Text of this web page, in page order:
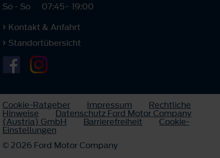
So - So
07:45- 19:00
Kontakt & Anfahrt
Standortübersicht
Cookie-Ratgeber Impressum Rechtliche
Hinweise Datenschutz Ford Motor Company
(Austria) GmbH Barrierefreiheit Cookie-
Einstellungen
© 2026 Ford Motor Company